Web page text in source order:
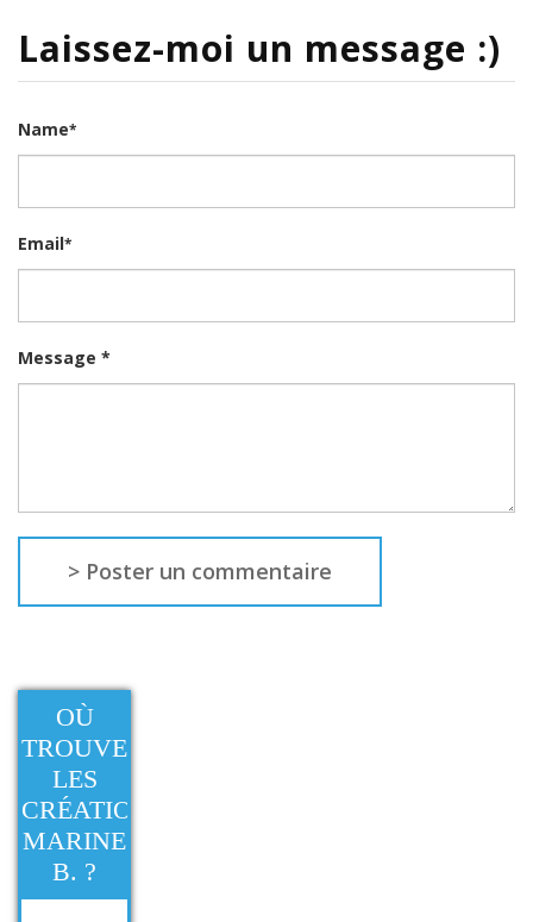
Laissez-moi un message :)
Name*
Email*
Message *
OÙ
TROUVER
LES
CRÉATIONS
MARINE
B. ?